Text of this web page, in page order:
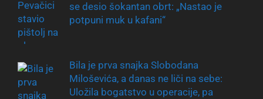
se desio šokantan obrt: „Nastao je
potpuni muk u kafani“
Bila je prva snajka Slobodana
Miloševića, a danas ne liči na sebe:
Uložila bogatstvo u operacije, pa